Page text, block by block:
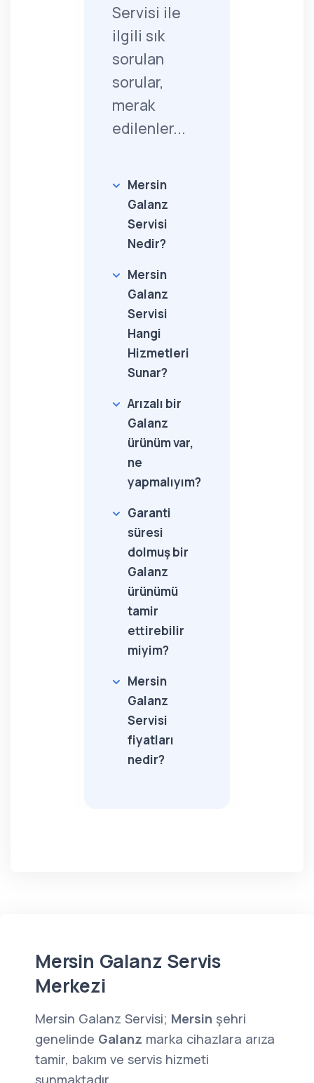
Servisi ile
ilgili sık
sorulan
sorular,
merak
edilenler...
Mersin
Galanz
Servisi
Nedir?
Mersin
Galanz
Servisi
Hangi
Hizmetleri
Sunar?
Arızalı bir
Galanz
ürünüm var,
ne
yapmalıyım?
Garanti
süresi
dolmuş bir
Galanz
ürünümü
tamir
ettirebilir
miyim?
Mersin
Galanz
Servisi
fiyatları
nedir?
Mersin Galanz Servis
Merkezi
Mersin Galanz Servisi; Mersin şehri
genelinde Galanz marka cihazlara arıza
tamir, bakım ve servis hizmeti
sunmaktadır.